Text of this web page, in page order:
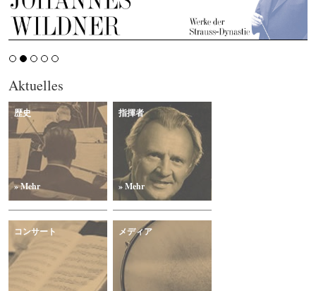
Aktuelles
歴史
» Mehr
指揮者
» Mehr
コンサート メディア